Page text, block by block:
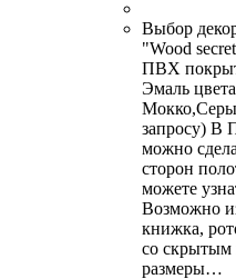
Выбор
"Wood
ПВХ
Эмаль
запросу) В
можно
сторон
можете
Возможно
книжка,
со скрытым
размеры…